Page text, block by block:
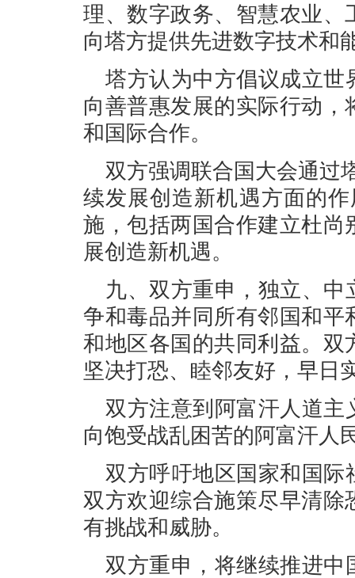
理、数字政务、智慧农业
向塔方提供先进数字技术和
塔方认为中方倡议成立世
向善普惠发展的实际行动
和国际合作。
双方强调联合国大会通过
续发展创造新机遇方面的
施，包括两国合作建立杜
展创造新机遇。
九、双方重申，独立、
争和毒品并同所有邻国和
和地区各国的共同利益。
坚决打恐、睦邻友好，早日
双方注意到阿富汗人道主
向饱受战乱困苦的阿富汗人
双方呼吁地区国家和国际
双方欢迎综合施策尽早清
有挑战和威胁。
双方重申，将继续推进